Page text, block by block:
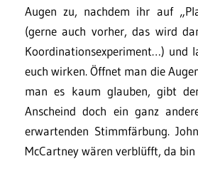
Augen zu, nachdem ihr auf
(gerne auch vorher, das wird
Koordinationsexperiment…) und
euch wirken. Öffnet man die
man es kaum glauben, gibt
Anscheind doch ein ganz
erwartenden Stimmfärbung.
McCartney wären verblüfft, da bin